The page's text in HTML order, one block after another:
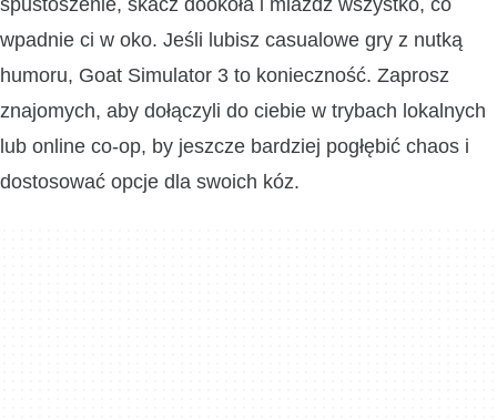
spustoszenie, skacz dookoła i miażdż wszystko, co
wpadnie ci w oko. Jeśli lubisz casualowe gry z nutką
humoru, Goat Simulator 3 to konieczność. Zaprosz
znajomych, aby dołączyli do ciebie w trybach lokalnych
lub online co-op, by jeszcze bardziej pogłębić chaos i
dostosować opcje dla swoich kóz.